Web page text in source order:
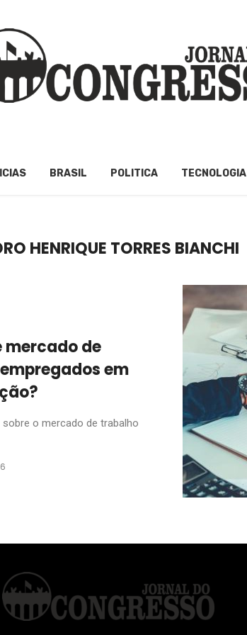
BRASIL POLITICA TECNOLOGIA
HENRIQUE TORRES BIANCHI
mercado de
em
o mercado de trabalho